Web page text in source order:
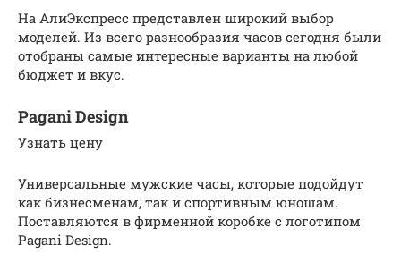
На АлиЭкспресс представлен широкий выбор
моделей. Из всего разнообразия часов сегодня были
отобраны самые интересные варианты на любой
бюджет и вкус.
Pagani Design
Узнать цену
Универсальные мужские часы, которые подойдут
как бизнесменам, так и спортивным юношам.
Поставляются в фирменной коробке с логотипом
Pagani Design.